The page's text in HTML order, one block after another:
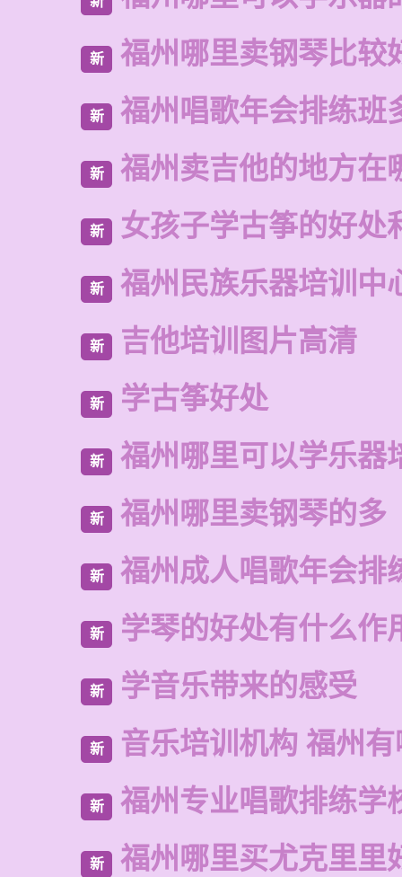
新 福州哪里卖钢琴比较
新 福州唱歌年会排练班
新 福州卖吉他的地方在
新 女孩子学古筝的好处
新 福州民族乐器培训中
新 吉他培训图片高清
新 学古筝好处
新 福州哪里可以学乐器
新 福州哪里卖钢琴的多
新 福州成人唱歌年会排
新 学琴的好处有什么作
新 学音乐带来的感受
新 音乐培训机构 福州
新 福州专业唱歌排练学
新 福州哪里买尤克里里